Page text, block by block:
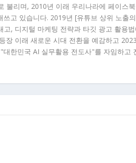
불리며, 2010년 이래 우리나라에 페이스
쓰고 있습니다. 2019년 [유튜브 상위 노출
고, 디지털 마케팅 전략과 타깃 광고 활용
장 이래 새로운 시대 전환을 예감하고
한민국 AI 실무활용 전도사"를 자임하고